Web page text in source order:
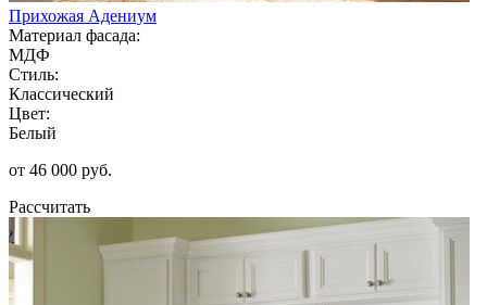
Прихожая Адениум
Материал фасада:
МДФ
Стиль:
Классический
Цвет:
Белый
от 46 000 руб.
Рассчитать